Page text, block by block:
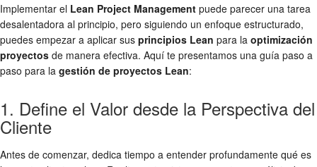
Implementar el Lean Project Management puede parecer una tarea
desalentadora al principio, pero siguiendo un enfoque estructurado,
puedes empezar a aplicar sus principios Lean para la optimización
proyectos de manera efectiva. Aquí te presentamos una guía paso a
paso para la gestión de proyectos Lean:
1. Define el Valor desde la Perspectiva del
Cliente
Antes de comenzar, dedica tiempo a entender profundamente qué es